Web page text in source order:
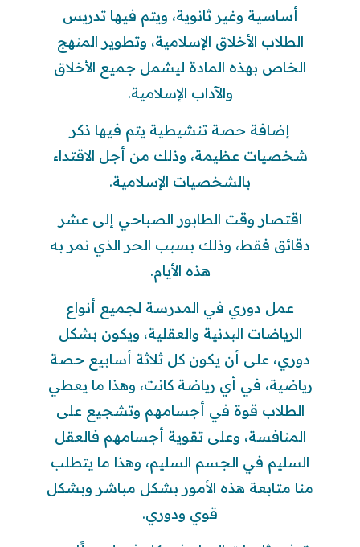
أساسية وغير ثانوية، ويتم فيها تدريس
الطلاب الأخلاق الإسلامية، وتطوير المنهج
الخاص بهذه المادة ليشمل جميع الأخلاق
والآداب الإسلامية.
إضافة حصة تنشيطية يتم فيها ذكر
شخصيات عظيمة، وذلك من أجل الاقتداء
بالشخصيات الإسلامية.
اقتصار وقت الطابور الصباحي إلى عشر
دقائق فقط، وذلك بسبب الحر الذي نمر به
هذه الأيام.
عمل دوري في المدرسة لجميع أنواع
الرياضات البدنية والعقلية، ويكون بشكل
دوري، على أن يكون كل ثلاثة أسابيع حصة
رياضية، في أي رياضة كانت، وهذا ما يعطي
الطلاب قوة في أجسامهم وتشجيع على
المنافسة، وعلى تقوية أجسامهم فالعقل
السليم في الجسم السليم، وهذا ما يتطلب
منا متابعة هذه الأمور بشكل مباشر وبشكل
قوي ودوري.